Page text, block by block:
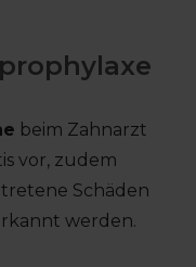
beim Zahnarzt
vor, zudem
Schäden
werden.